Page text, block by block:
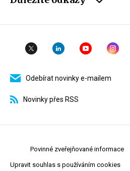
Odebírat novinky e-mailem
Novinky přes RSS
Povinné zveřejňované informace
Upravit souhlas s používáním cookies